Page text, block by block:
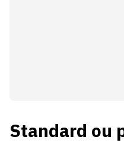
Standard ou